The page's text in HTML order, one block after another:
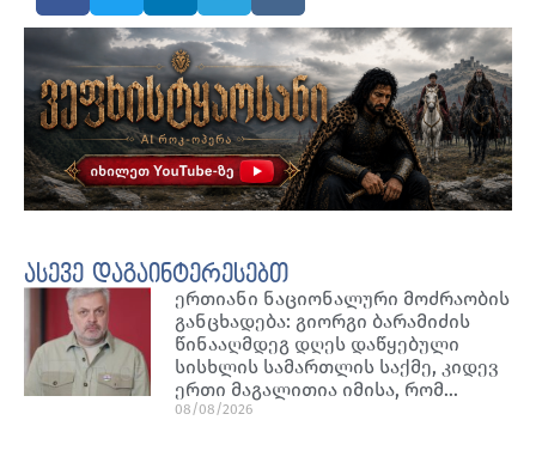
ასევე დაგაინტერესებთ
ერთიანი ნაციონალური მოძრაობის
განცხადება: გიორგი ბარამიძის
წინააღმდეგ დღეს დაწყებული
სისხლის სამართლის საქმე, კიდევ
ერთი მაგალითია იმისა, რომ…
08/08/2026